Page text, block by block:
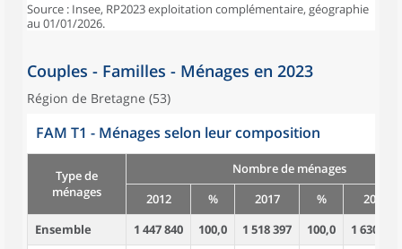
Source : Insee, RP2023 exploitation complémentaire, géographie
au 01/01/2026.
Couples - Familles - Ménages en 2023
Région de Bretagne (53)
FAM T1 - Ménages selon leur composition
Type de
ménages
Nombre de ménages
2012
% 2017 %
2023
Ensemble
1 447 840 100,0 1 518 397 100,0
1 630 575